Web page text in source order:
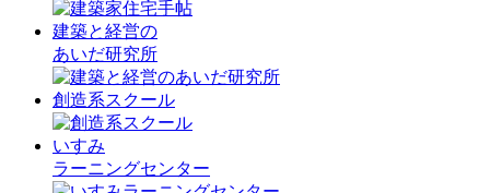
建築と経営の
あいだ研究所
創造系スクール
いすみ
ラーニングセンター